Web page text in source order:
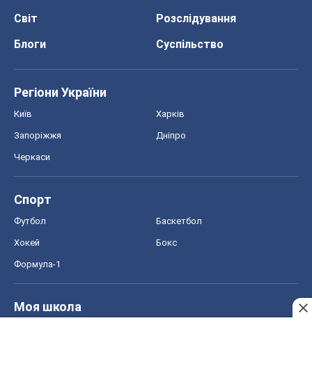
Світ
Розслідування
Блоги
Суспільство
Регіони України
Київ Харків
Запоріжжя Дніпро
Черкаси
Спорт
Футбол Баскетбол
Хокей Бокс
Формула-1
Моя школа